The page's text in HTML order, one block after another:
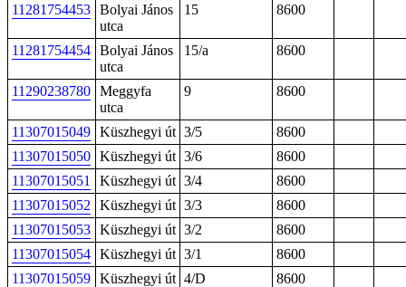
11281754453 Bolyai János
utca
15 8600
11281754454 Bolyai János
utca
15/a 8600
11290238780 Meggyfa
utca
9 8600
11307015049 Küszhegyi út 3/5
8600
11307015050 Küszhegyi út 3/6
8600
11307015051
Küszhegyi út 3/4
8600
11307015052
Küszhegyi út 3/3
8600
11307015053 Küszhegyi út 3/2
8600
11307015054 Küszhegyi út 3/1
8600
11307015059 Küszhegyi út 4/D
8600